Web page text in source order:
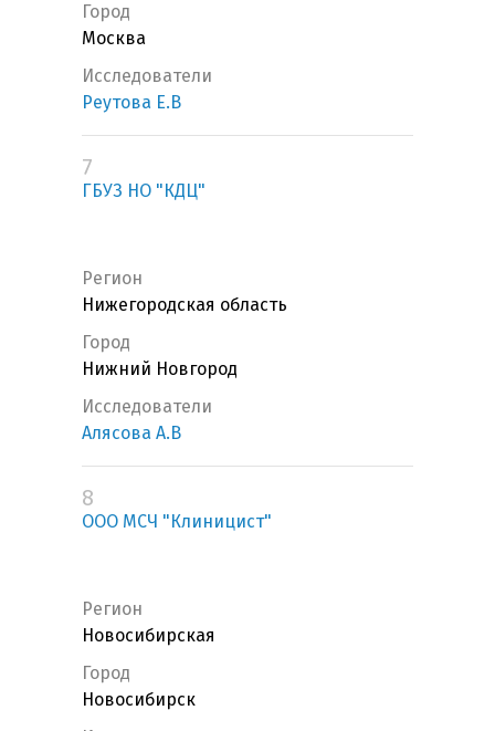
Город
Москва
Исследователи
Реутова Е.В
7
ГБУЗ НО "КДЦ"
Регион
Нижегородская область
Город
Нижний Новгород
Исследователи
Алясова А.В
8
ООО МСЧ "Клиницист"
Регион
Новосибирская
Город
Новосибирск